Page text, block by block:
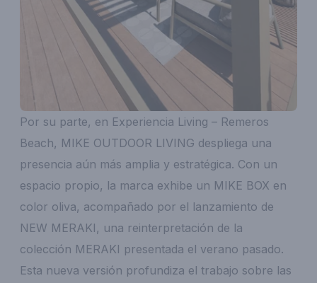
Por su parte, en Experiencia Living – Remeros
Beach, MIKE OUTDOOR LIVING despliega una
presencia aún más amplia y estratégica. Con un
espacio propio, la marca exhibe un MIKE BOX en
color oliva, acompañado por el lanzamiento de
NEW MERAKI, una reinterpretación de la
colección MERAKI presentada el verano pasado.
Esta nueva versión profundiza el trabajo sobre las